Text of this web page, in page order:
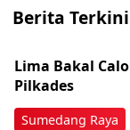
Berita Terkini
Sumedang Raya
Lima Bakal
Pilkades